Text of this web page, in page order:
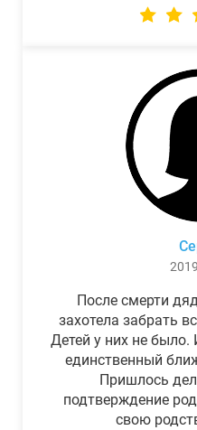
После смерти
захотела забрать
Детей у них не было.
единственный
Пришлось
подтверждение
свою